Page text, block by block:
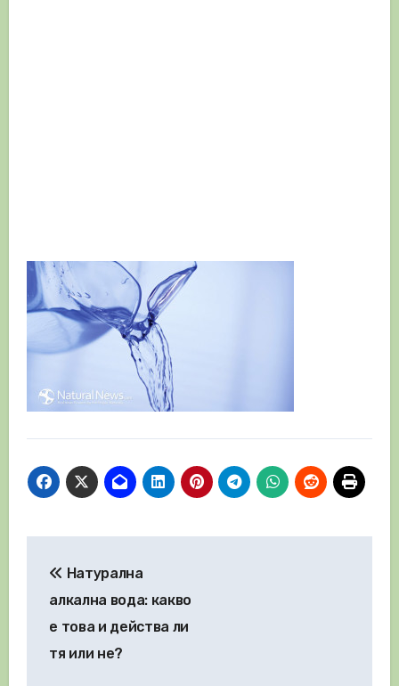
Натурална
алкална вода: какво
е това и действа ли
тя или не?